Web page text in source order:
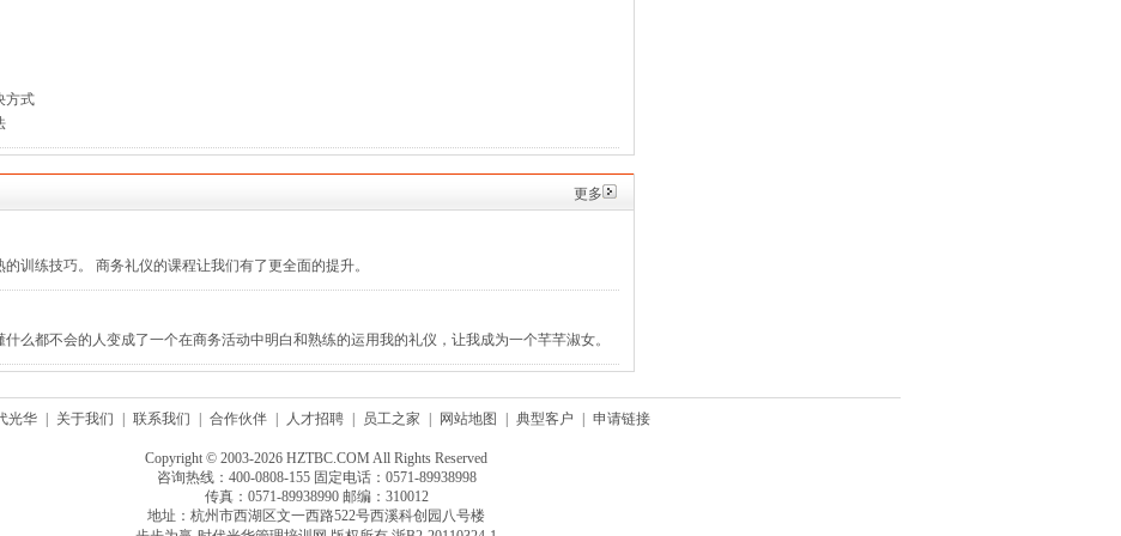
方式
更多
训练技巧。 商务礼仪的课程让我们有了更全面的提升。
么都不会的人变成了一个在商务活动中明白和熟练的运用我的礼仪，让我成为一个芊芊淑女。
光华 关于我们 联系我们 合作伙伴 人才招聘 员工之家 网站地图 典型客户 申请链接
Copyright © 2003-2026 HZTBC.COM All Rights Reserved
咨询热线：400-0808-155 固定电话：0571-89938998
传真：0571-89938990 邮编：310012
地址：杭州市西湖区文一西路522号西溪科创园八号楼